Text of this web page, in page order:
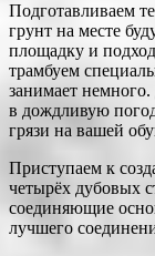
Подготавливаем
грунт на месте
площадку и
трамбуем
занимает
в дождливую
грязи на вашей
Приступаем к
четырёх дубовых
соединяющие
лучшего